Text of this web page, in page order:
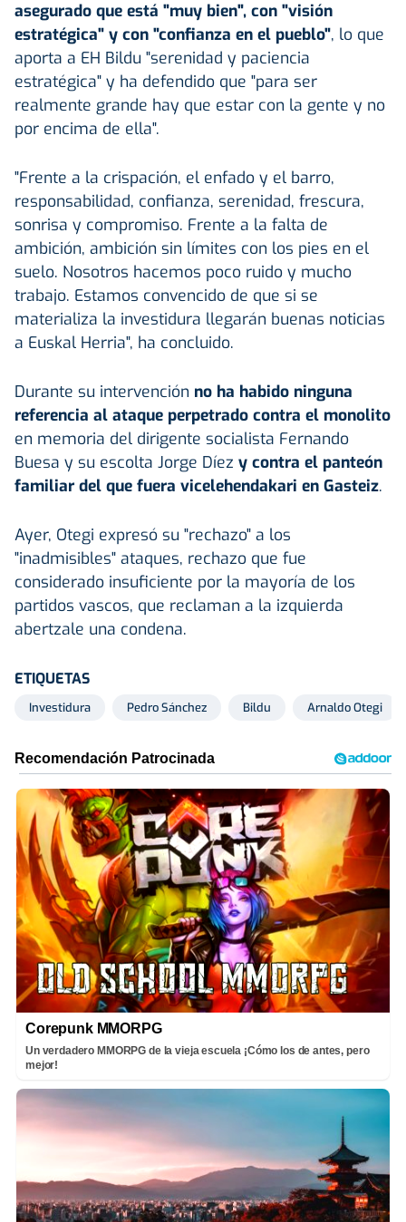
asegurado que está "muy bien", con "visión
estratégica" y con "confianza en el pueblo", lo que
aporta a EH Bildu "serenidad y paciencia
estratégica" y ha defendido que "para ser
realmente grande hay que estar con la gente y no
por encima de ella".
"Frente a la crispación, el enfado y el barro,
responsabilidad, confianza, serenidad, frescura,
sonrisa y compromiso. Frente a la falta de
ambición, ambición sin límites con los pies en el
suelo. Nosotros hacemos poco ruido y mucho
trabajo. Estamos convencido de que si se
materializa la investidura llegarán buenas noticias
a Euskal Herria", ha concluido.
Durante su intervención no ha habido ninguna
referencia al ataque perpetrado contra el monolito
en memoria del dirigente socialista Fernando
Buesa y su escolta Jorge Díez y contra el panteón
familiar del que fuera vicelehendakari en Gasteiz.
Ayer, Otegi expresó su "rechazo" a los
"inadmisibles" ataques, rechazo que fue
considerado insuficiente por la mayoría de los
partidos vascos, que reclaman a la izquierda
abertzale una condena.
ETIQUETAS
Investidura Pedro Sánchez Bildu Arnaldo Otegi
Corepunk MMORPG
Un verdadero MMORPG de la vieja escuela ¡Cómo los de antes, pero
mejor!